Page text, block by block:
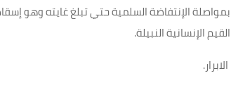
الإنتفاضة السلمية حتي تبلغ غايته وهو
الإنسانية النبيلة.
.